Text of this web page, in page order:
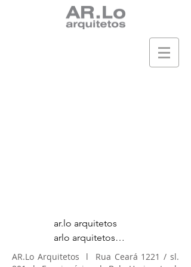
ar.lo arquitetos
arlo arquitetos
ricardo gomes
AR.Lo Arquitetos l Rua Ceará 1221 / sl.